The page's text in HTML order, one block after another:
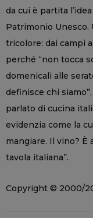
da cui è partita
Patrimonio Unesco.
tricolore: dai campi
perché “non tocca
domenicali alle
definisce chi
parlato di cucina
evidenzia come la
mangiare. Il vino?
tavola italiana”.
Copyright © 2000/